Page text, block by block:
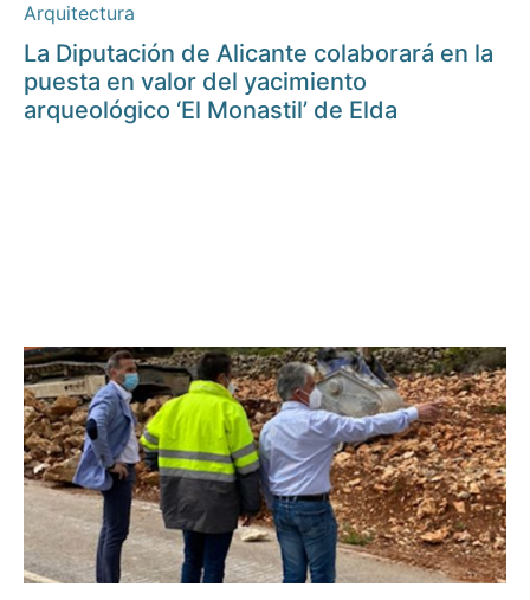
Arquitectura
La Diputación de Alicante colaborará en la
puesta en valor del yacimiento
arqueológico ‘El Monastil’ de Elda